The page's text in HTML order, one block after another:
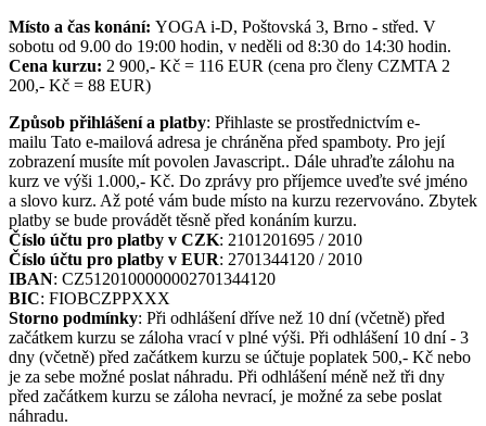
Místo a čas konání: YOGA i-D, Poštovská 3, Brno - střed. V
sobotu od 9.00 do 19:00 hodin, v neděli od 8:30 do 14:30 hodin.
Cena kurzu: 2 900,- Kč = 116 EUR (cena pro členy CZMTA 2
200,- Kč = 88 EUR)
Způsob přihlášení a platby: Přihlaste se prostřednictvím e-
mailu Tato e-mailová adresa je chráněna před spamboty. Pro její
zobrazení musíte mít povolen Javascript.. Dále uhraďte zálohu na
kurz ve výši 1.000,- Kč. Do zprávy pro příjemce uveďte své jméno
a slovo kurz. Až poté vám bude místo na kurzu rezervováno. Zbytek
platby se bude provádět těsně před konáním kurzu.
Číslo účtu pro platby v CZK: 2101201695 / 2010
Číslo účtu pro platby v EUR: 2701344120 / 2010
IBAN: CZ5120100000002701344120
BIC: FIOBCZPPXXX
Storno podmínky: Při odhlášení dříve než 10 dní (včetně) před
začátkem kurzu se záloha vrací v plné výši. Při odhlášení 10 dní - 3
dny (včetně) před začátkem kurzu se účtuje poplatek 500,- Kč nebo
je za sebe možné poslat náhradu. Při odhlášení méně než tři dny
před začátkem kurzu se záloha nevrací, je možné za sebe poslat
náhradu.